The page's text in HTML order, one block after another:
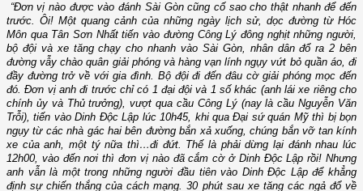
“Đơn vị nào được vào đánh Sài Gòn cũng cố sao cho thật nhanh để đến
trước. Ôi! Một quang cảnh của những ngày lịch sử, dọc đường từ Hóc
Môn qua Tân Sơn Nhất tiến vào đường Công Lý đông nghịt những người,
bộ đội và xe tăng chạy cho nhanh vào Sài Gòn, nhân dân đổ ra 2 bên
đường vẫy chào quân giải phóng và hàng vạn lính ngụy vứt bỏ quần áo, đi
đầy đường trở về với gia đình. Bộ đội đi đến đâu cờ giải phóng mọc đến
đó. Đơn vị anh đi trước chỉ có 1 đại đội và 1 số khác (anh lái xe riêng cho
chính ủy và Thủ trưởng), vượt qua cầu Công Lý (nay là cầu Nguyễn Văn
Trỗi), tiến vào Dinh Độc Lập lúc 10h45, khi qua Đại sứ quán Mỹ thì bị bọn
ngụy từ các nhà gác hai bên đường bắn xả xuống, chúng bắn vỡ tan kính
xe của anh, một tý nữa thì…đi đứt. Thế là phải dừng lại đánh nhau lúc
12h00, vào đến nơi thì đơn vị nào đã cắm cờ ở Dinh Độc Lập rồi! Nhưng
anh vẫn là một trong những người đầu tiên vào Dinh Độc Lập để khẳng
định sự chiến thắng của cách mạng. 30 phút sau xe tăng các ngả đổ về